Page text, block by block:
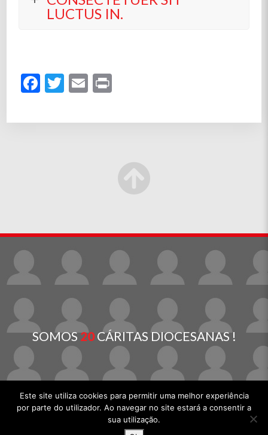
LUCTUS IN.
Facebook
Twitter
Email
SOMOS20CÁRITAS DIOCESANAS !
Este site utiliza cookies para permitir uma melhor experiência
por parte do utilizador. Ao navegar no site estará a consentir a
sua utilização.